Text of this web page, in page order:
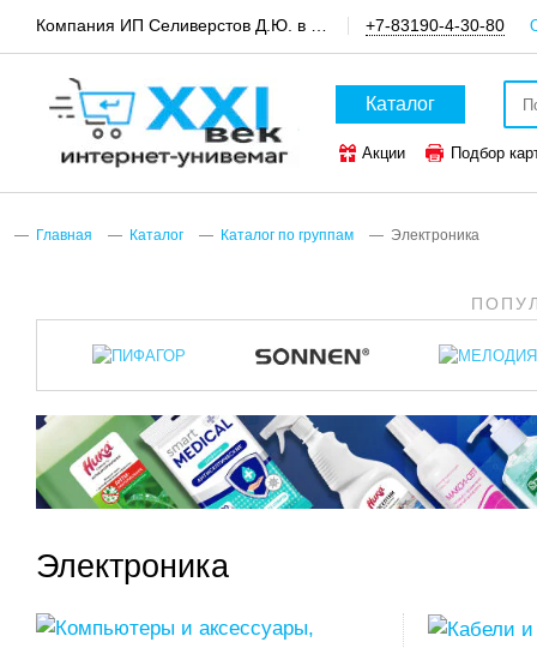
+7-83190-4-30-80
Каталог
Акции
Подбор
Главная Каталог Каталог по группам Электроника
Электроника